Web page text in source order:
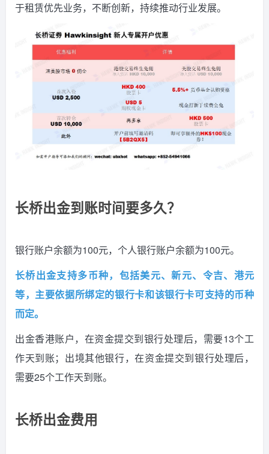
于租赁优先业务，不断创新，持续推动行业发展。
长桥出金到账时间要多久？
银行账户余额为100元，个人银行账户余额为100元。
长桥出金支持多币种，包括美元、新元、令吉、港元
等，主要依据所绑定的银行卡和该银行卡可支持的币种
而定。
出金香港账户，在资金提交到银行处理后，需要13个工
作天到账；出境其他银行，在资金提交到银行处理后，
需要25个工作天到账。
长桥出金费用